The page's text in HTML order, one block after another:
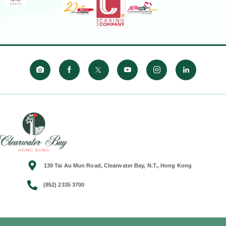
139 Tai Au Mun Road, Clearwater Bay, N.T., Hong Kong
(852) 2335 3700